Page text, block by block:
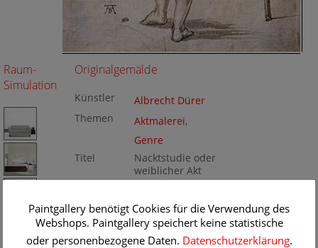
Raum-
Simulation
Originalgemälde
Künstler
Albrecht Dürer
Themen
Aktmalerei,
Genre
Titel
Nacktstudie oder
weiblicher Akt
von Hinten
ße
Technik
Federzeichnung
Gemälde
Nr
Paintgallery benötigt Cookies für die Verwendung des
Webshops. Paintgallery speichert keine statistische
oder personenbezogene Daten. Datenschutzerklärung.